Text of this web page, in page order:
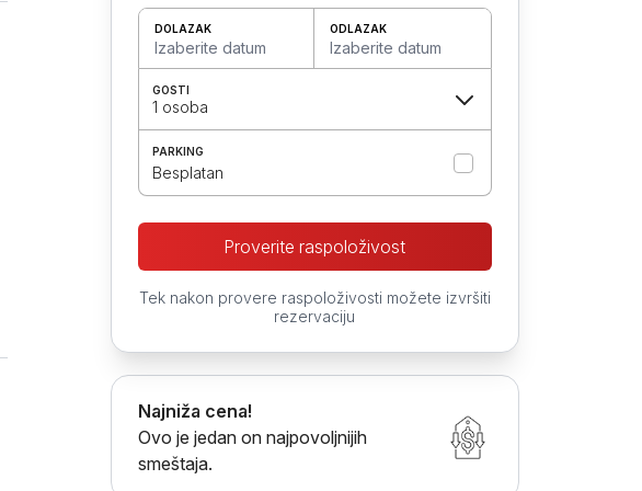
DOLAZAK
Izaberite datum
ODLAZAK
Izaberite datum
GOSTI
1 osoba
PARKING
Besplatan
Proverite raspoloživost
Tek nakon provere raspoloživosti možete izvršiti
rezervaciju
Najniža cena!
Ovo je jedan on najpovoljnijih
smeštaja.